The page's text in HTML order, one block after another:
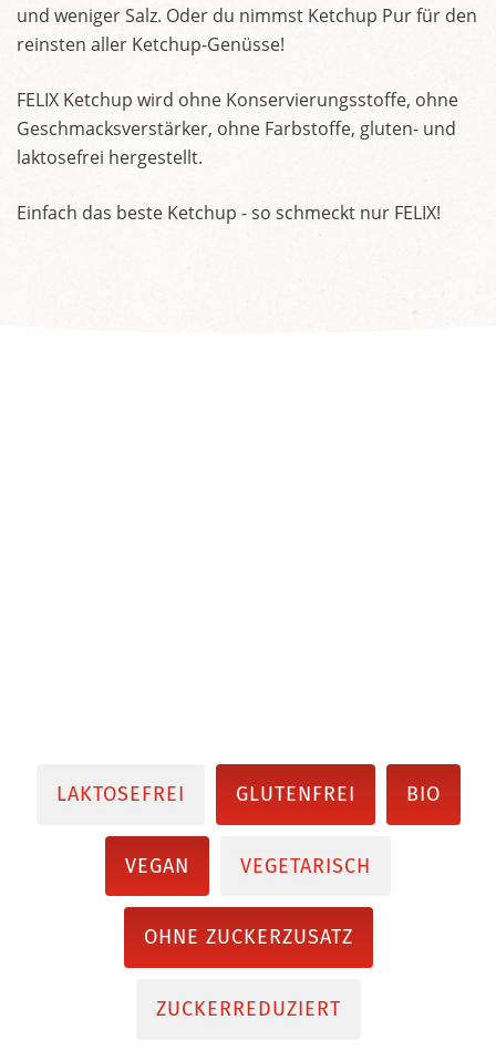
und weniger Salz. Oder du nimmst Ketchup Pur für den
reinsten aller Ketchup-Genüsse!
FELIX Ketchup wird ohne Konservierungsstoffe, ohne
Geschmacksverstärker, ohne Farbstoffe, gluten- und
laktosefrei hergestellt.
Einfach das beste Ketchup - so schmeckt nur FELIX!
LAKTOSEFREI GLUTENFREI BIO
VEGAN VEGETARISCH
OHNE ZUCKERZUSATZ
ZUCKERREDUZIERT